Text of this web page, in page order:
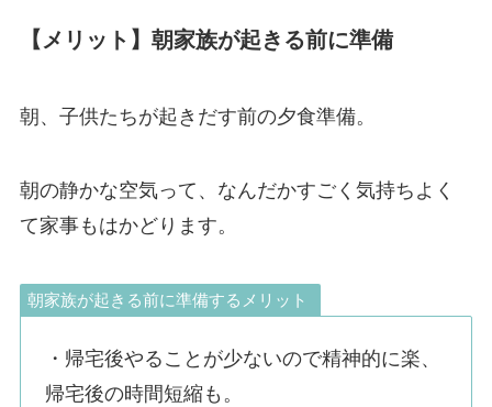
【メリット】朝家族が起きる前に準備
朝、子供たちが起きだす前の夕食準備。
朝の静かな空気って、なんだかすごく気持ちよく
て家事もはかどります。
朝家族が起きる前に準備するメリット
・帰宅後やることが少ないので精神的に楽、
帰宅後の時間短縮も。